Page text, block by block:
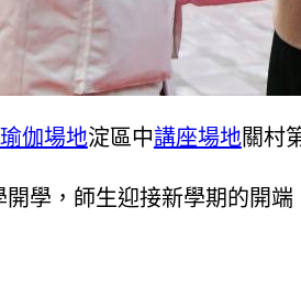
瑜伽場地淀區中講座場地關村
學，師生迎接新學期的開端